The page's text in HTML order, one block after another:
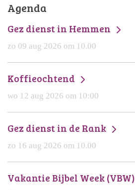
Agenda
Gez dienst in Hemmen
zo 09 aug 2026 om 10.00
Koffieochtend
wo 12 aug 2026 om 10:00
Gez dienst in de Rank
zo 16 aug 2026 om 10.00
Vakantie Bijbel Week (VBW)